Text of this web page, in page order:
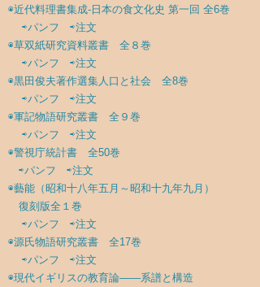
◉近代料理書集成-日本の食文化史 第一回 全6巻
⇨パンフ ⇨注文
◉草双紙研究資料叢書 全８巻
⇨パンフ ⇨注文
◉黒田俊夫著作選集人口と社会 全8巻
⇨パンフ ⇨注文
◉軍記物語研究叢書 全９巻
⇨パンフ ⇨注文
◉警視庁統計書 全50巻
⇨パンフ ⇨注文
◉藝能（昭和十八年五月～昭和十九年九月）
復刻版全１巻
⇨パンフ ⇨注文
◉源氏物語研究叢書 全17巻
⇨パンフ ⇨注文
◉現代イギリスの教育論――系譜と構造